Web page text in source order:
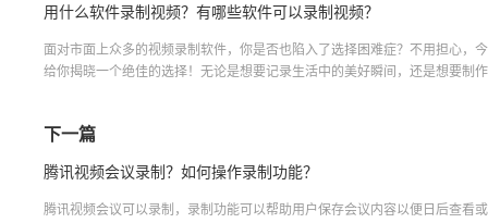
用什么软件录制视频？有哪些软件可以录制视频？
面对市面上众多的视频录制软件，你是否也陷入了选择困难症？不用担心，
给你揭晓一个绝佳的选择！无论是想要记录生活中的美好瞬间，还是想要制
品无论在哪个平台上都能流畅播放。别
下一篇
腾讯视频会议录制？如何操作录制功能？
腾讯视频会议可以录制，录制功能可以帮助用户保存会议内容以便日后查看